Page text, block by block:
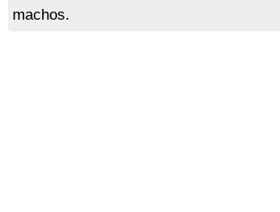
machos.